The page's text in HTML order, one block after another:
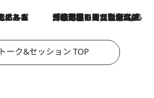
2026.8.3
「住宅建てられない…」「サーチャージ料の高値が続いている」ホルムズ海峡封鎖による影響はいつまで続く？《エネルギー専門家に聞く“どうなる日本の暮らし”》
トーク&セッション TOP